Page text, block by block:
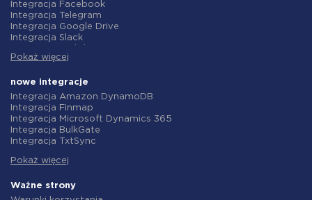
Integracja Facebook
Integracja Telegram
Integracja Google Drive
Integracja Slack
Integracja Gmail
Integracja ClickUp
Integracja Airtable
Integracja Google Contacts
Integracja OpenAI (ChatGPT)
Integracja Instagram
Integracja ActiveCampaign
Integracja Salesforce CRM
Integracja Notion
Pokaż więcej
nowe integracje
Integracja Amazon DynamoDB
Integracja Finmap
Integracja Microsoft Dynamics 365
Integracja BulkGate
Integracja TxtSync
Integracja Corezoid
Integracja Instasent
Integracja AtomPark
Pokaż więcej
Ważne strony